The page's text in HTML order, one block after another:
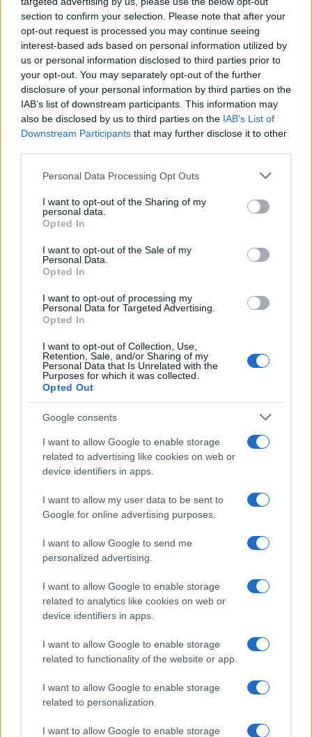
section to confirm your selection. Please note that after your
opt-out request is processed you may continue seeing
interest-based ads based on personal information utilized by
us or personal information disclosed to third parties prior to
your opt-out. You may separately opt-out of the further
disclosure of your personal information by third parties on the
IAB’s list of downstream participants. This information may
also be disclosed by us to third parties on the IAB’s List of
Downstream Participants that may further disclose it to other
Please note that this website/app uses one or more Google
not limited to your visit or usage behaviour. You may click to
grant or deny consent to Google and its third-party tags to
use your data for below specified purposes in below Google
consent section.
Personal Data Processing Opt Outs
I want to opt-out of the Sharing of my
personal data.
Opted In
I want to opt-out of the Sale of my
Personal Data.
Opted In
I want to opt-out of processing my
Personal Data for Targeted Advertising.
Opted In
I want to opt-out of Collection, Use,
Retention, Sale, and/or Sharing of my
Personal Data that Is Unrelated with the
Purposes for which it was collected.
Opted Out
Google consents
I want to allow Google to enable storage
related to advertising like cookies on web or
device identifiers in apps.
I want to allow my user data to be sent to
Google for online advertising purposes.
I want to allow Google to send me
personalized advertising.
I want to allow Google to enable storage
related to analytics like cookies on web or
device identifiers in apps.
I want to allow Google to enable storage
related to functionality of the website or app.
I want to allow Google to enable storage
related to personalization.
I want to allow Google to enable storage
AnavasititoloPsiloritis Mt. Ida, Creta, carta
1:30000disciplinaEscursionismoarea
Greciascala 1:30000 edizione2026stampa
fronte/retro ewaterproof. La mappa è pensata per
chi cerca una risorsa cartografica completa e
resistente per esplorare il cuore montano di Creta.
Marco Tessari
Marco Tessari, giornalista trentino
specializzato in sport invernali e montagna,
Olimpiadi invernali e alpinismo; racconta gare,
atleti e cultura della montagna con
competenza tecnica e passione per le terre
Continua a leggere
DISCIPLINE